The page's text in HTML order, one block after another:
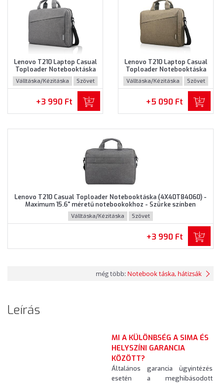
Lenovo T210 Laptop Casual
Toploader Notebooktáska
(GX40Q17231) - Maximum
15.6" méretű notebookokhoz
- Szürke színben
Válltáska/Kézitáska Szövet
+3 990 Ft
Lenovo T210 Laptop Casual
Toploader Notebooktáska
(GX40Q17232) - Maximum
15.6" méretű notebookokhoz
- Barna színben
Válltáska/Kézitáska Szövet
+5 090 Ft
Lenovo T210 Casual Toploader Notebooktáska (4X40T84060) -
Maximum 15.6" méretű notebookokhoz - Szürke színben
Válltáska/Kézitáska Szövet
+3 990 Ft
még több: Notebook táska, hátizsák
Leírás
MI A KÜLÖNBSÉG A SIMA ÉS
HELYSZÍNI GARANCIA
KÖZÖTT?
Általános garancia ügyintézés
esetén a meghibásodott